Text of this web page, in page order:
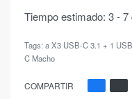
Tiempo estimado: 3 - 7
Tags: a X3 USB-C 3.1 + 1
C Macho
COMPARTIR